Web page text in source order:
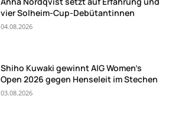
vier Solheim-Cup-Debütantinnen
04.08.2026
Shiho Kuwaki gewinnt AIG Women’s
Open 2026 gegen Henseleit im Stechen
03.08.2026